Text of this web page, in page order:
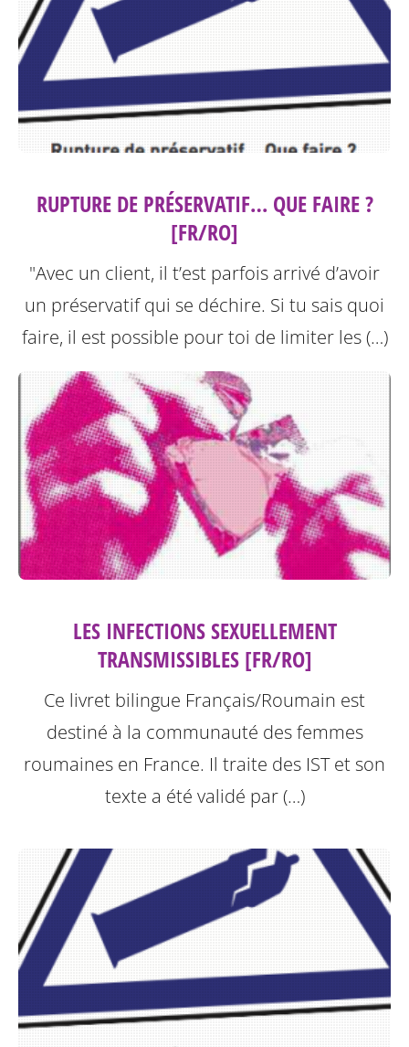
RUPTURE DE PRÉSERVATIF… QUE FAIRE ?
[FR/RO]
"Avec un client, il t’est parfois arrivé d’avoir
un préservatif qui se déchire. Si tu sais quoi
faire, il est possible pour toi de limiter les (…)
LES INFECTIONS SEXUELLEMENT
TRANSMISSIBLES [FR/RO]
Ce livret bilingue Français/Roumain est
destiné à la communauté des femmes
roumaines en France. Il traite des IST et son
texte a été validé par (…)